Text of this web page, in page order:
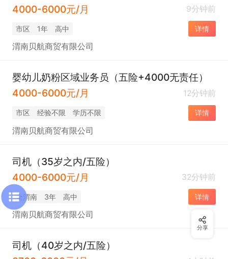
4000-6000元/月
9分钟前
市区 1年 高中 详情
渭南贝航商贸有限公司
婴幼儿奶粉区域业务员（五险+4000无责任）
4000-6000元/月
12分钟前
市区 经验不限 学历不限 详情
渭南贝航商贸有限公司
司机（35岁之内/五险）
4000-6000元/月
32分钟前
全渭南 3年 高中 详情
渭南贝航商贸有限公司
司机（40岁之内/五险）
分享